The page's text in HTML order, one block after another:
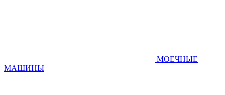
МОЕЧНЫЕ
МАШИНЫ